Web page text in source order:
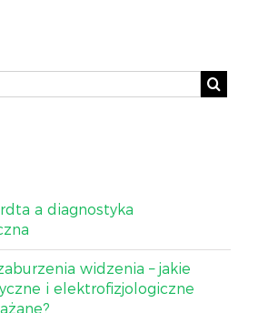
a diagnostyka
widzenia – jakie
i elektrofizjologiczne